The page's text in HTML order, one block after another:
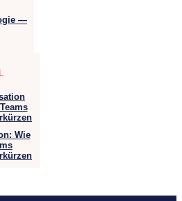
—
Wie